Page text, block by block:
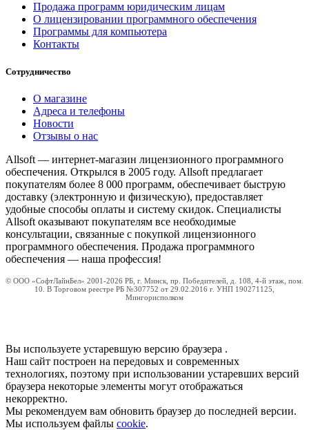
Продажа программ юридическим лицам
О лицензировании программного обеспечения
Программы для компьютера
Контакты
Сотрудничество
О магазине
Адреса и телефоны
Новости
Отзывы о нас
Allsoft — интернет-магазин лицензионного программного
обеспечения. Открылся в 2005 году. Allsoft предлагает
покупателям более 8 000 программ, обеспечивает быструю
доставку (электронную и физическую), предоставляет
удобные способы оплаты и систему скидок. Специалисты
Allsoft оказывают покупателям все необходимые
консультации, связанные с покупкой лицензионного
программного обеспечения. Продажа программного
обеспечения — наша профессия!
© ООО «СофтЛайнБел» 2001-2026 РБ, г. Минск, пр. Победителей, д. 108, 4-й этаж, пом.
10. В Торговом реестре РБ №307752 от 29.02.2016 г. УНП 190271125,
Мингорисполком
Вы используете устаревшую версию браузера .
Наш сайт построен на передовых и современных
технологиях, поэтому при использовании устаревших версий
браузера некоторые элементы могут отображаться
некорректно.
Мы рекомендуем вам обновить браузер до последней версии.
Мы используем файлы cookie.